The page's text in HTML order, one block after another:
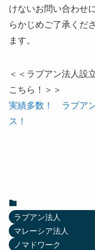
けないお問い合わせ
らかじめご了承くだ
ます。
＜＜ラブアン法人設
こちら！＞＞
実績多数！ ラブア
ス！
ラブアン法人
マレーシア法人
ノマドワーク